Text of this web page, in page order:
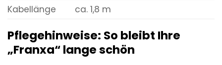
Kabellänge
ca. 1,8 m
Pflegehinweise: So bleibt Ihre
„Franxa“ lange schön